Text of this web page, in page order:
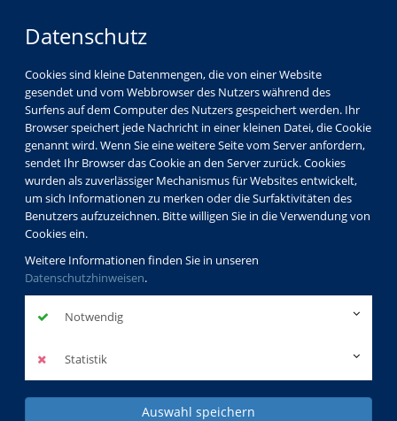
Datenschutz
Cookies sind kleine Datenmengen, die von einer Website
gesendet und vom Webbrowser des Nutzers während des
Surfens auf dem Computer des Nutzers gespeichert werden. Ihr
Browser speichert jede Nachricht in einer kleinen Datei, die Cookie
genannt wird. Wenn Sie eine weitere Seite vom Server anfordern,
sendet Ihr Browser das Cookie an den Server zurück. Cookies
wurden als zuverlässiger Mechanismus für Websites entwickelt,
um sich Informationen zu merken oder die Surfaktivitäten des
Benutzers aufzuzeichnen. Bitte willigen Sie in die Verwendung von
Cookies ein.
Weitere Informationen finden Sie in unseren
Datenschutzhinweisen.
Notwendig
Statistik
Auswahl speichern